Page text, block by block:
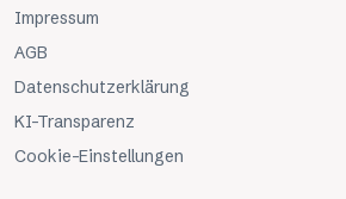
Impressum
AGB
Datenschutzerklärung
KI-Transparenz
Cookie-Einstellungen